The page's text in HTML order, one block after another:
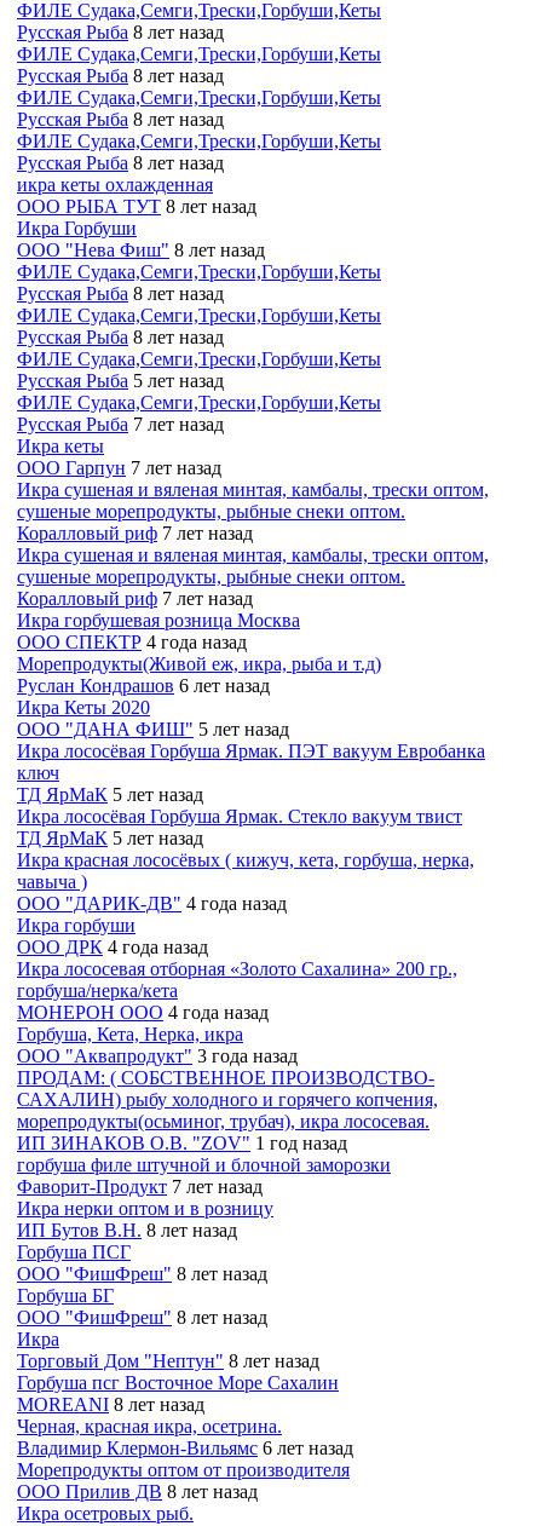
ФИЛЕ Судака,Семги,Трески,Горбуши,Кеты
Русская Рыба 8 лет назад
ФИЛЕ Судака,Семги,Трески,Горбуши,Кеты
Русская Рыба 8 лет назад
ФИЛЕ Судака,Семги,Трески,Горбуши,Кеты
Русская Рыба 8 лет назад
ФИЛЕ Судака,Семги,Трески,Горбуши,Кеты
Русская Рыба 8 лет назад
икра кеты охлажденная
ООО РЫБА ТУТ 8 лет назад
Икра Горбуши
ООО "Нева Фиш" 8 лет назад
ФИЛЕ Судака,Семги,Трески,Горбуши,Кеты
Русская Рыба 8 лет назад
ФИЛЕ Судака,Семги,Трески,Горбуши,Кеты
Русская Рыба 8 лет назад
ФИЛЕ Судака,Семги,Трески,Горбуши,Кеты
Русская Рыба 5 лет назад
ФИЛЕ Судака,Семги,Трески,Горбуши,Кеты
Русская Рыба 7 лет назад
Икра кеты
ООО Гарпун 7 лет назад
Икра сушеная и вяленая минтая, камбалы, трески оптом,
сушеные морепродукты, рыбные снеки оптом.
Коралловый риф 7 лет назад
Икра сушеная и вяленая минтая, камбалы, трески оптом,
сушеные морепродукты, рыбные снеки оптом.
Коралловый риф 7 лет назад
Икра горбушевая розница Москва
ООО СПЕКТР 4 года назад
Морепродукты(Живой еж, икра, рыба и т.д)
Руслан Кондрашов 6 лет назад
Икра Кеты 2020
ООО "ДАНА ФИШ" 5 лет назад
Икра лососёвая Горбуша Ярмак. ПЭТ вакуум Евробанка
ключ
ТД ЯрМаК 5 лет назад
Икра лососёвая Горбуша Ярмак. Стекло вакуум твист
ТД ЯрМаК 5 лет назад
Икра красная лососёвых ( кижуч, кета, горбуша, нерка,
чавыча )
ООО "ДАРИК-ДВ" 4 года назад
Икра горбуши
ООО ДРК 4 года назад
Икра лососевая отборная «Золото Сахалина» 200 гр.,
горбуша/нерка/кета
МОНЕРОН ООО 4 года назад
Горбуша, Кета, Нерка, икра
ООО "Аквапродукт" 3 года назад
ПРОДАМ: ( СОБСТВЕННОЕ ПРОИЗВОДСТВО-
САХАЛИН) рыбу холодного и горячего копчения,
морепродукты(осьминог, трубач), икра лососевая.
ИП ЗИНАКОВ О.В. "ZOV" 1 год назад
горбуша филе штучной и блочной заморозки
Фаворит-Продукт 7 лет назад
Икра нерки оптом и в розницу
ИП Бутов В.Н. 8 лет назад
Горбуша ПСГ
ООО "ФишФреш" 8 лет назад
Горбуша БГ
ООО "ФишФреш" 8 лет назад
Икра
Торговый Дом "Нептун" 8 лет назад
Горбуша псг Восточное Море Сахалин
MOREANI 8 лет назад
Черная, красная икра, осетрина.
Владимир Клермон-Вильямс 6 лет назад
Морепродукты оптом от производителя
ООО Прилив ДВ 8 лет назад
Икра осетровых рыб.